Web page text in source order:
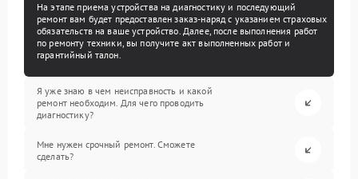
На этапе приема устройства на диагностику и последующий
ремонт вам будет предоставлен заказ-наряд с указанием страховых
обязательств на ваше устройство. Далее, после выполнения работ
по ремонту техники, вы получите акт выполненных работ и
гарантийный талон.
Я уже знаю в чем неисправность и какой
ремонт необходим. Для чего проводить
диагностику?
Мне нужен срочный ремонт. Сможете
сделать?